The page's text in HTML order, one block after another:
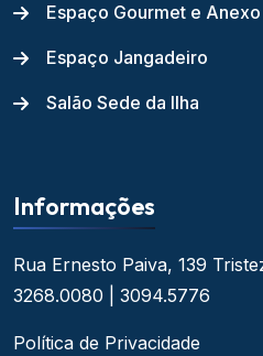
Espaço Gourmet e Anexo
Espaço Jangadeiro
Salão Sede da Ilha
Informações
Rua Ernesto Paiva, 139
3268.0080 | 3094.5776
Política de Privacidade